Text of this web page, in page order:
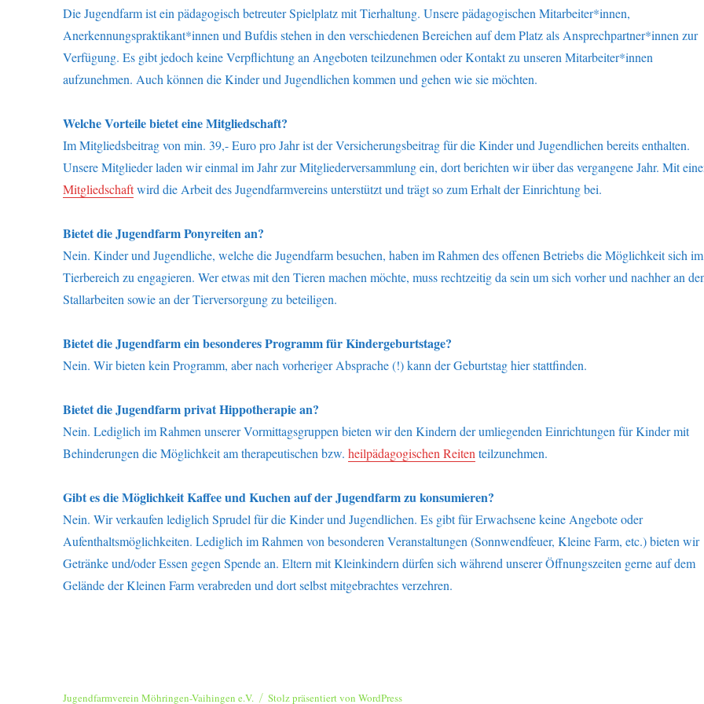
Die Jugendfarm ist ein pädagogisch betreuter Spielplatz mit Tierhaltung. Unsere pädagogischen Mitarbeiter*innen,
Anerkennungspraktikant*innen und Bufdis stehen in den verschiedenen Bereichen auf dem Platz als Ansprechpartner*innen zur
Verfügung. Es gibt jedoch keine Verpflichtung an Angeboten teilzunehmen oder Kontakt zu unseren Mitarbeiter*innen
aufzunehmen. Auch können die Kinder und Jugendlichen kommen und gehen wie sie möchten.
Welche Vorteile bietet eine Mitgliedschaft?
Im Mitgliedsbeitrag von min. 39,- Euro pro Jahr ist der Versicherungsbeitrag für die Kinder und Jugendlichen bereits enthalten.
Unsere Mitglieder laden wir einmal im Jahr zur Mitgliederversammlung ein, dort berichten wir über das vergangene Jahr. Mit
Mitgliedschaftwird die Arbeit des Jugendfarmvereins unterstützt und trägt so zum Erhalt der Einrichtung bei.
Bietet die Jugendfarm Ponyreiten an?
Nein. Kinder und Jugendliche, welche die Jugendfarm besuchen, haben im Rahmen des offenen Betriebs die Möglichkeit sich im
Tierbereich zu engagieren. Wer etwas mit den Tieren machen möchte, muss rechtzeitig da sein um sich vorher und nachher an
Stallarbeiten sowie an der Tierversorgung zu beteiligen.
Bietet die Jugendfarm ein besonderes Programm für Kindergeburtstage?
Nein. Wir bieten kein Programm, aber nach vorheriger Absprache (!) kann der Geburtstag hier stattfinden.
Bietet die Jugendfarm privat Hippotherapie an?
Nein. Lediglich im Rahmen unserer Vormittagsgruppen bieten wir den Kindern der umliegenden Einrichtungen für Kinder mit
Behinderungen die Möglichkeit am therapeutischen bzw.heilpädagogischen Reiten teilzunehmen.
Gibt es die Möglichkeit Kaffee und Kuchen auf der Jugendfarm zu konsumieren?
Nein. Wir verkaufen lediglich Sprudel für die Kinder und Jugendlichen. Es gibt für Erwachsene keine Angebote oder
Aufenthaltsmöglichkeiten. Lediglich im Rahmen von besonderen Veranstaltungen (Sonnwendfeuer, Kleine Farm, etc.) bieten wir
Getränke und/oder Essen gegen Spende an. Eltern mit Kleinkindern dürfen sich während unserer Öffnungszeiten gerne auf dem
Gelände der Kleinen Farm verabreden und dort selbst mitgebrachtes verzehren.
Jugendfarmverein Möhringen-Vaihingen e.V. Stolz präsentiert von WordPress